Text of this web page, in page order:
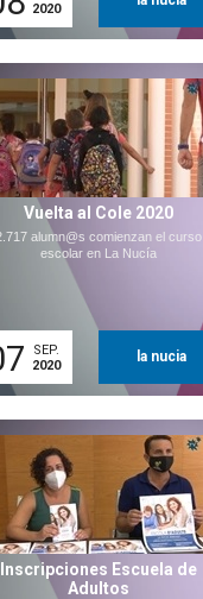
2020
Vuelta al Cole 2020
alumn@s comienzan el curso
escolar en La Nucía
SEP.
2020
la nucia
Inscripciones Escuela de
Adultos